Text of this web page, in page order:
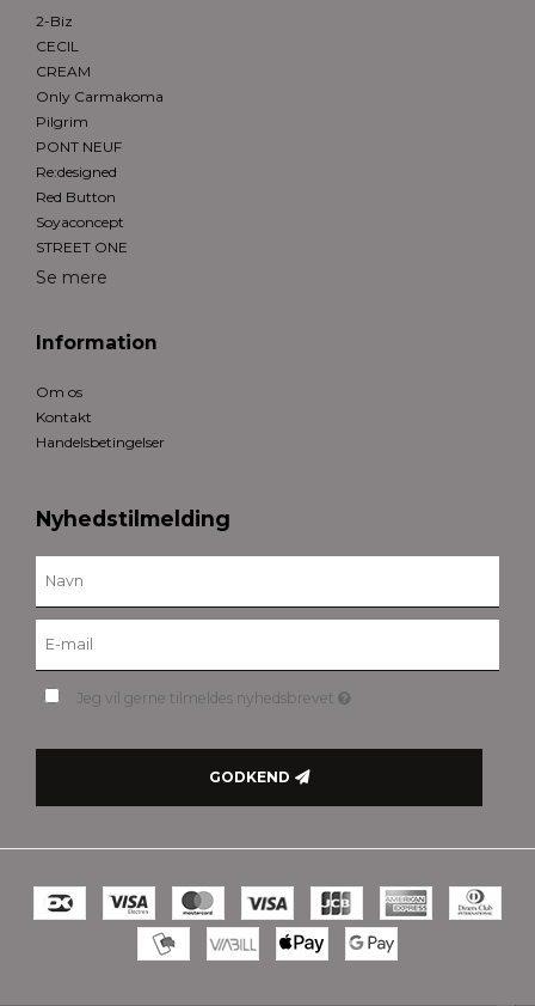
2-Biz
CECIL
CREAM
Only Carmakoma
Pilgrim
PONT NEUF
Re:designed
Red Button
Soyaconcept
STREET ONE
Se mere
Information
Om os
Kontakt
Handelsbetingelser
Nyhedstilmelding
Jeg vil gerne tilmeldes nyhedsbrevet
GODKEND